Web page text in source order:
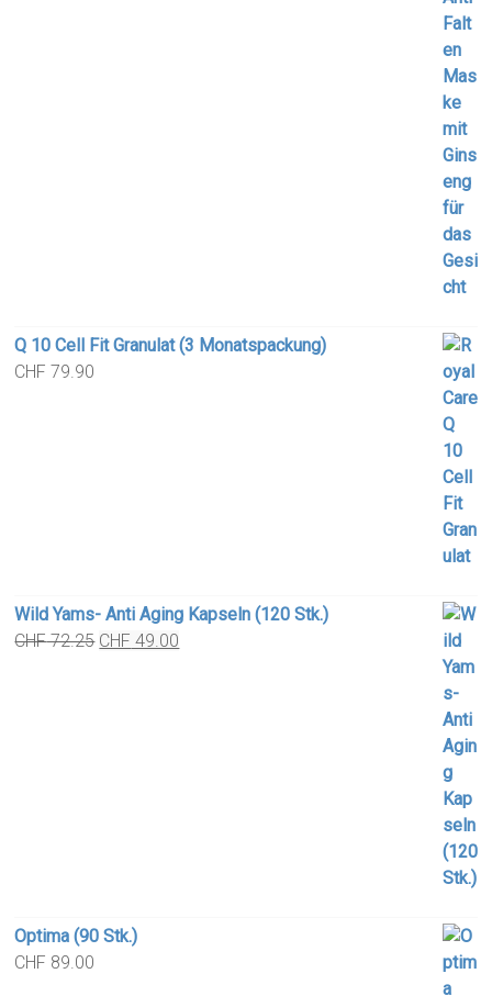
Q 10 Cell Fit Granulat (3 Monatspackung)
CHF 79.90
Wild Yams- Anti Aging Kapseln (120 Stk.)
CHF72.25 Original
CHF 49.00
Optima (90 Stk.)
CHF 89.00